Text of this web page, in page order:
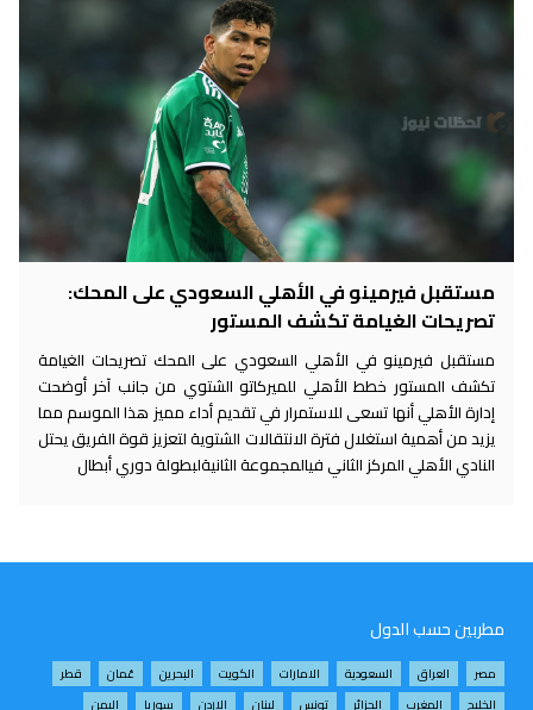
مستقبل فيرمينو في الأهلي السعودي على المحك:
تصريحات الغيامة تكشف المستور
مستقبل فيرمينو في الأهلي السعودي على المحك تصريحات الغيامة
تكشف المستور خطط الأهلي للميركاتو الشتوي من جانب آخر أوضحت
إدارة الأهلي أنها تسعى للاستمرار في تقديم أداء مميز هذا الموسم مما
يزيد من أهمية استغلال فترة الانتقالات الشتوية لتعزيز قوة الفريق يحتل
النادي الأهلي المركز الثاني فيالمجموعة الثانيةلبطولة دوري أبطال
مطربين حسب الدول
مصر العراق السعودية الامارات الكويت البحرين عُمان
قطر
الخليج
المغرب الجزائر تونس لبنان الاردن سوريا اليمن